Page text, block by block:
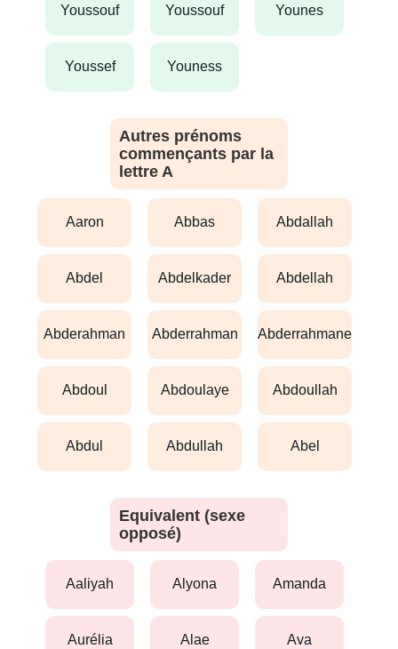
youssouf youssouf younes
youssef youness
Autres prénoms
commençants par la
lettre A
aaron abbas abdallah
abdel abdelkader abdellah
abderahman abderrahman abderrahmane
abdoul abdoulaye abdoullah
abdul abdullah abel
Equivalent (sexe
opposé)
aaliyah alyona amanda
aurélia alae ava